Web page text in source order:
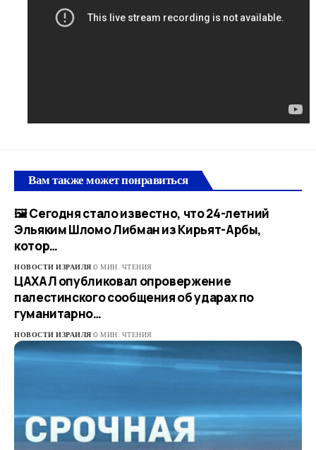
Вам также может понравиться
🖼 Сегодня стало известно, что 24-летний
Эльяким Шломо Либман из Кирьят-Арбы,
котор…
НОВОСТИ ИЗРАИЛЯ 0 МИН. ЧТЕНИЯ
ЦАХАЛ опубликовал опровержение
палестинского сообщения об ударах по
гуманитарно…
НОВОСТИ ИЗРАИЛЯ 0 МИН. ЧТЕНИЯ